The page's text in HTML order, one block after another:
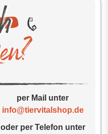
per Mail unter
info@tiervitalshop.de
oder per Telefon unter